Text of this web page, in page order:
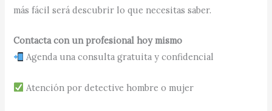
más fácil será descubrir lo que necesitas saber.
Contacta con un profesional hoy mismo
Agenda una consulta gratuita y confidencial
Atención por detective hombre o mujer